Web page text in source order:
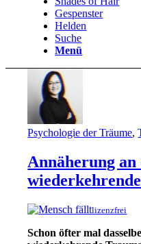
Gespenster
Helden
Suche
Menü
Psychologie der Träume,
Annäherung an
lizenzfrei
Schon öfter mal